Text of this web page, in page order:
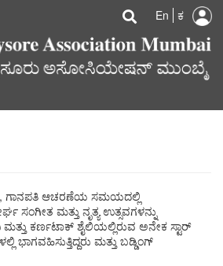
En ಕ
ಗಾನಪತಿ ಆಚರಣೆಯ ಸಮಯದಲ್ಲಿ
ಮತ್ತು ನೃತ್ಯ ಉತ್ಸವಗಳನ್ನು
ಕರ್ಣಟಾಕ್ ಶೈಲಿಯಲ್ಲಿರುವ ಅನೇಕ ಸ್ಟಾರ್
ಭಾಗವಹಿಸುತ್ತಿದ್ದರು ಮತ್ತು ಬಡ್ಡಿಂಗ್